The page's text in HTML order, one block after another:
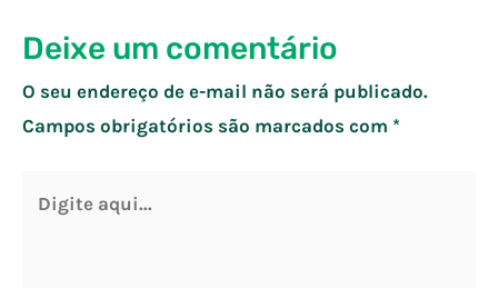
Deixe um comentário
O seu endereço de e-mail não será publicado.
Campos obrigatórios são marcados com *